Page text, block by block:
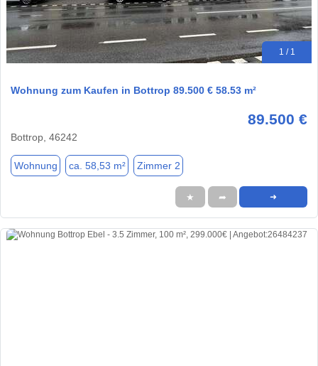
1 / 1
Wohnung zum Kaufen in Bottrop 89.500 € 58.53 m²
89.500 €
Bottrop, 46242
Wohnung ca. 58,53 m² Zimmer 2
★ ➦ ➜